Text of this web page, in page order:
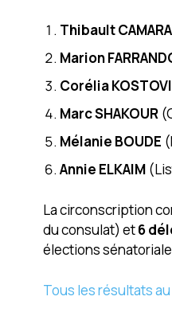
Thibault CAMARA
Marion
Corélia
Marc SHAKOUR
Mélanie BOUDE
Annie ELKAIM
La circonscription
du consulat) et6
élections
Tous les résultats